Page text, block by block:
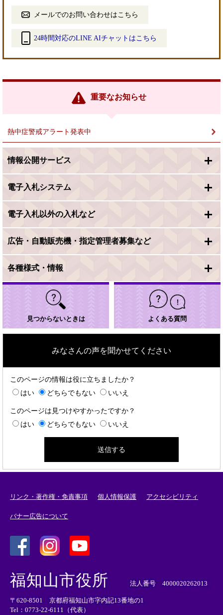
メールでのお問い合わせはこちら
24時間対応のLINE AIチャットはこちら
リ
重要なお知らせ
熱中症警戒アラート発表中
情報公開サービス
電子入札システム
電子入札以外の入札など
広告・自動販売機・指定管理者募集など
各種様式・情報
見つからないときは よくある質問
みなさんの声を聞かせてください
このページの情報は役に立ちましたか？
はい
どちらでもない いいえ
このページは見つけやすかったですか？
はい
どちらでもない いいえ
リンク・著作権・免責事項 個人情報保護 アクセシビリティ
バナー広告について
外
部
リ
ン
ク
外
リ
ン
ク
外
部
ン
ク
福知山市役所 法人番号 4000020262013
〒620-8501 京都府福知山市字内記13番地の1
Tel：0773-22-6111（代表）